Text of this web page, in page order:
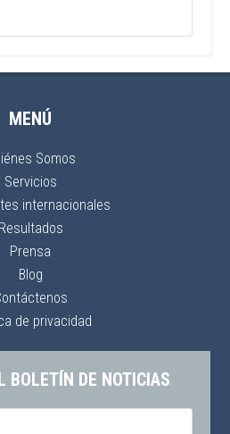
MENÚ
Somos
Servicios
internacionales
Resultados
Prensa
Blog
de privacidad
BOLETÍN DE NOTICIAS